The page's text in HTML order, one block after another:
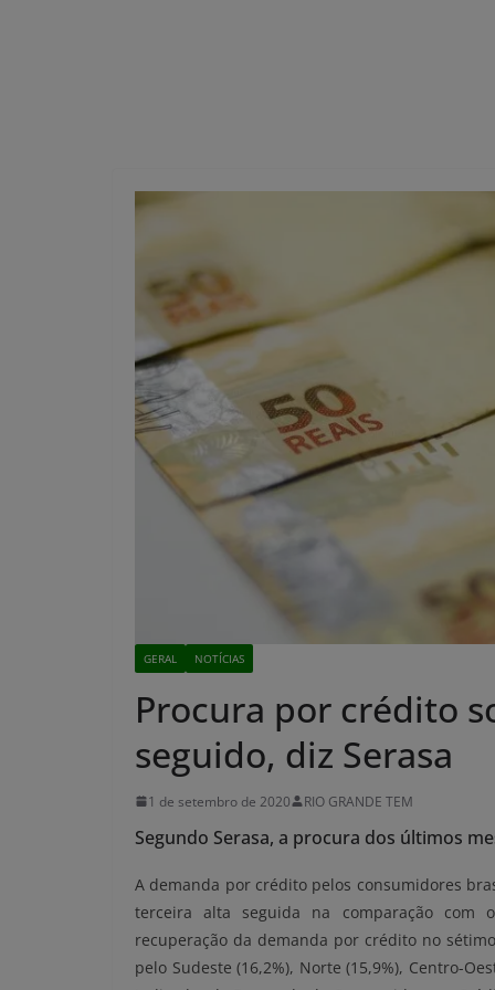
GERAL NOTÍCIAS
Procura por crédito
seguido, diz Serasa
1 de setembro de 2020 RIO GRANDE TEM
Segundo Serasa, a procura dos últimos
A demanda por crédito pelos consumidores
terceira alta seguida na comparação com
recuperação da demanda por crédito no
pelo Sudeste (16,2%), Norte (15,9%), Centro-